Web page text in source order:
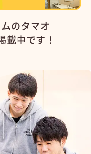
のタマオ
中です！